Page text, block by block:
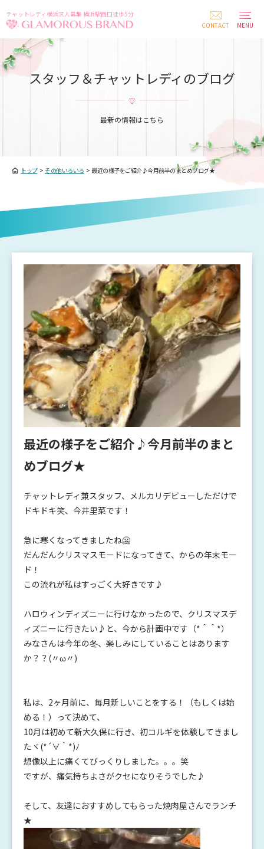
チャットレディ横浜求人募集 横浜駅西口徒歩5分
CONTACT
MENU
スタッフ＆チャットレディのブログ
最新の情報はこちら
トップ> その他いろいろ > 最近の様子をご紹介♪今月前半のまとめブログ★
最近の様子をご紹介♪今月前半のまと
めブログ★
チャットレディ兼スタッフ、メルカリデビューしただけで
ドキドキ笑、今井里菜です！
急に寒くなってきましたね🥶
だんだんクリスマスモードになってきて、からの年末モー
ド！
この流れが私はすっごく大好きです♪
ハロウィンディズニーに行けなかったので、クリスマスデ
ィズニーに行きたい♪と、今から計画中です（*＾＾*）
みなさんは今年の冬、楽しみにしていることはあります
か？？(〃ω〃)
私は、2ヶ月前に、毎月新しいことをする！（もしくは始
める！）って決めて、
10月は初めて新大久保に行き、初コルギを体験してきまし
たヾ(*´∀｀*)ﾉ
想像以上に痛くてびっくりしました。。。笑
ですが、痛気持ちよさがクセになりそうでした♪
そして、友達におすすめしてもらった焼肉屋さんでランチ
★